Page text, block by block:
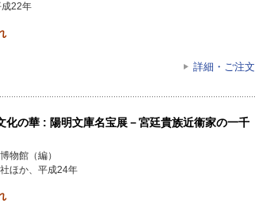
成22年
詳細・ご注文
化の華 : 陽明文庫名宝展－宮廷貴族近衞家の一千
物館（編）
ほか、平成24年